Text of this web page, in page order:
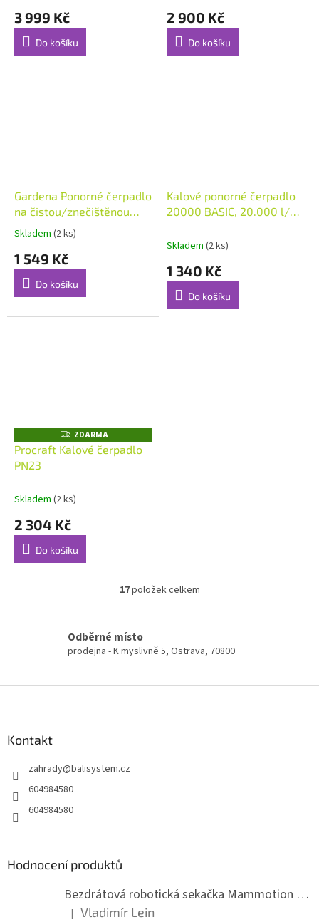
3 999 Kč
Do košíku
2 900 Kč
Do košíku
Gardena Ponorné čerpadlo
na čistou/znečištěnou
vodu 2in1 20000 BASIC,
20.000 l/h, s plovákovým
spínačem
Průměrné
produktu
5,0
5
Skladem (2 ks)
1 549 Kč
Do košíku
Kalové ponorné čerpadlo
20000 BASIC, 20.000 l/h,
Skladem (2 ks)
1 340 Kč
Do košíku
Z
D
A
ZDARMA
Procraft Kalové čerpadlo
PN23
Skladem (2 ks)
2 304 Kč
Do košíku
O
d
í
17položek celkem
Odběrné místo
prodejna - K myslivně 5, Ostrava, 70800
Kontakt
zahrady@balisystem.cz
604984580
604984580
Hodnocení produktů
Bezdrátová robotická sekačka Mammotion LUBA mini 2 1500
Hodnocení produktu je 5 z 5 hvězdiček.
| Vladimír Lein